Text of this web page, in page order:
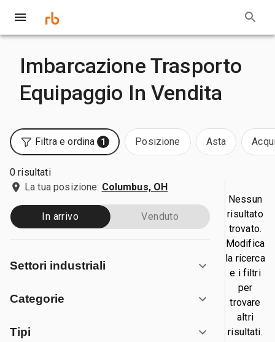
Imbarcazione Trasporto
Equipaggio In Vendita
Filtra e ordina 1 Posizione Asta
0 risultati
La tua posizione: Columbus, OH
In arrivo Venduto
Settori industriali
Categorie
Tipi
Nessun
risultato
trovato.
Modifica
la ricerca
e i filtri
per
trovare
altri
risultati.